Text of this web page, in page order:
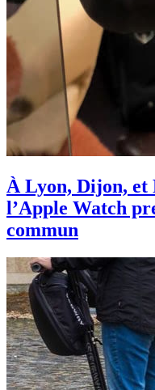
À Lyon, Dijon, et
l’Apple Watch
commun